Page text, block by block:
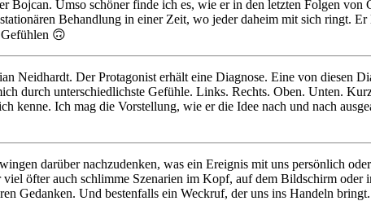
Umso schöner finde ich es, wie er in den letzten Folgen
Behandlung in einer Zeit, wo jeder daheim mit sich ringt.
🙃
Neidhardt. Der Protagonist erhält eine Diagnose. Eine von diesen
durch unterschiedlichste Gefühle. Links. Rechts. Oben. Unten.
kenne. Ich mag die Vorstellung, wie er die Idee nach und nach
darüber nachzudenken, was ein Ereignis mit uns persönlich
öfter auch schlimme Szenarien im Kopf, auf dem Bildschirm
Gedanken. Und bestenfalls ein Weckruf, der uns ins Handeln bringt.